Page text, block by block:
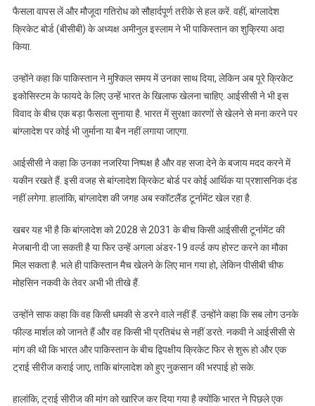
फैसला वापस लें और मौजूदा गतिरोध को सौहार्दपूर्ण तरीके से हल करें. वहीं, बांग्लादेश
क्रिकेट बोर्ड (बीसीबी) के अध्यक्ष अमीनुल इस्लाम ने भी पाकिस्तान का शुक्रिया अदा
किया.
उन्होंने कहा कि पाकिस्तान ने मुश्किल समय में उनका साथ दिया, लेकिन अब पूरे क्रिकेट
इकोसिस्टम के फायदे के लिए उन्हें भारत के खिलाफ खेलना चाहिए. आईसीसी ने भी इस
विवाद के बीच एक बड़ा फैसला सुनाया है. भारत में सुरक्षा कारणों से खेलने से मना करने पर
बांग्लादेश पर कोई भी जुर्माना या बैन नहीं लगाया जाएगा.
आईसीसी ने कहा कि उनका नजरिया निष्पक्ष है और वह सजा देने के बजाय मदद करने में
यकीन रखते हैं. इसी वजह से बांग्लादेश क्रिकेट बोर्ड पर कोई आर्थिक या प्रशासनिक दंड
नहीं लगेगा. हालांकि, बांग्लादेश की जगह अब स्कॉटलैंड टूर्नामेंट खेल रहा है.
खबर यह भी है कि बांग्लादेश को 2028 से 2031 के बीच किसी आईसीसी टूर्नामेंट की
मेजबानी दी जा सकती है या फिर उन्हें अगला अंडर-19 वर्ल्ड कप होस्ट करने का मौका
मिल सकता है. भले ही पाकिस्तान मैच खेलने के लिए मान गया हो, लेकिन पीसीबी चीफ
मोहसिन नकवी के तेवर अभी भी तीखे हैं.
उन्होंने साफ कहा कि वह किसी धमकी से डरने वाले नहीं हैं. उन्होंने कहा कि सब लोग उनके
फील्ड मार्शल को जानते हैं और वह किसी भी प्रतिबंध से नहीं डरते. नकवी ने आईसीसी से
मांग की थी कि भारत और पाकिस्तान के बीच द्विपक्षीय क्रिकेट फिर से शुरू हो और एक
ट्राई सीरीज कराई जाए, ताकि बांग्लादेश को हुए नुकसान की भरपाई हो सके.
हालांकि, ट्राई सीरीज की मांग को खारिज कर दिया गया है क्योंकि भारत ने पिछले एक